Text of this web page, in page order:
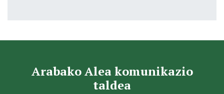
Arabako Alea komunikazio
taldea